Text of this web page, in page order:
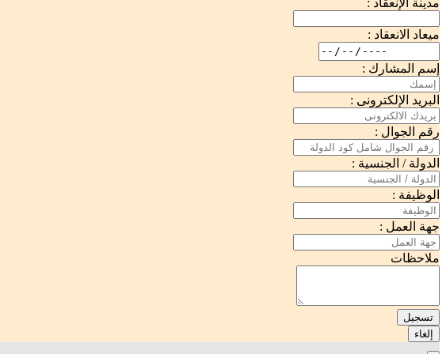
ميعاد الانعقاد :
إسم المشارك :
البريد الإلكترونى :
رقم الجوال :
الدولة / الجنسية :
الوظيفة :
جهة العمل :
ملاحظات
تسجيل
إلغاء